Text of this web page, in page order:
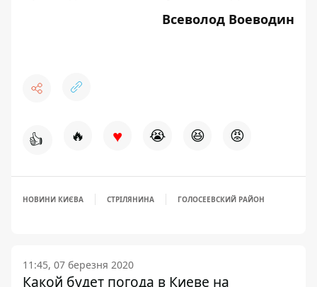
Всеволод Воеводин
👍 🔥 ♥ 😭 😆 😡
НОВИНИ КИЄВА СТРІЛЯНИНА ГОЛОСЕЕВСКИЙ РАЙОН
11:45, 07 березня 2020
Какой будет погода в Киеве на